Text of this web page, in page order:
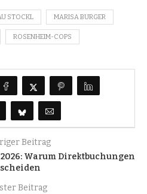
STOCKL MARISA BURGER
ROSENHEIM-COPS
Beitrag
Warum Direktbuchungen
Beitrag